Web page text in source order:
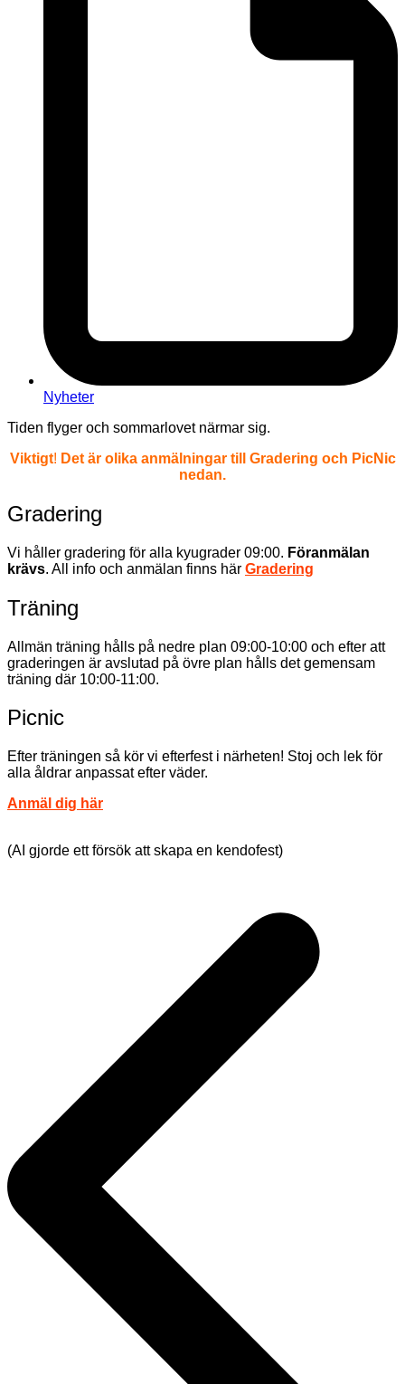
Nyheter
Tiden flyger och sommarlovet närmar sig.
Viktigt! Det är olika anmälningar till Gradering och PicNic
nedan.
Gradering
Vi håller gradering för alla kyugrader 09:00. Föranmälan
krävs. All info och anmälan finns här Gradering
Träning
Allmän träning hålls på nedre plan 09:00-10:00 och efter att
graderingen är avslutad på övre plan hålls det gemensam
träning där 10:00-11:00.
Picnic
Efter träningen så kör vi efterfest i närheten! Stoj och lek för
alla åldrar anpassat efter väder.
Anmäl dig här
(AI gjorde ett försök att skapa en kendofest)